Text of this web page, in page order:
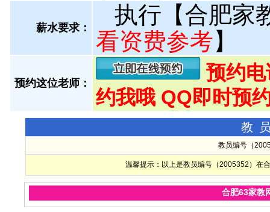
薪水要求：
执行【合肥家
看资费参考】
预约这位老师：
预约
约我哦 QQ即时预
教
教员编号（
温馨提示：以上是教员编号（2005352）在
合肥63家教